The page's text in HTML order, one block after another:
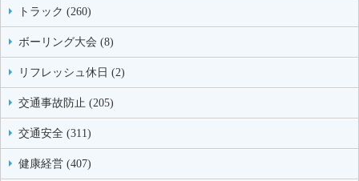
トラック (260)
ボーリング大会 (8)
リフレッシュ休日 (2)
交通事故防止 (205)
交通安全 (311)
健康経営 (407)